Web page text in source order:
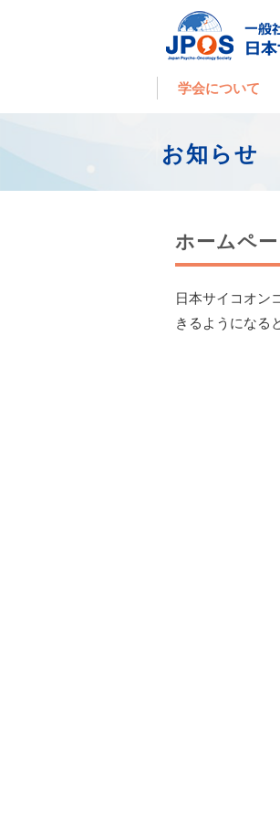
学会について
お知らせ
ホームペ
日本サイコオン
きるようになる